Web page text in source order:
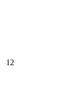
12